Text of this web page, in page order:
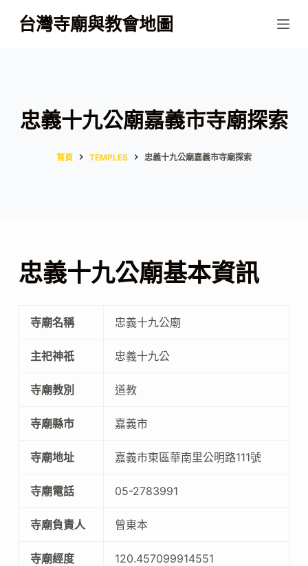
跳
至
台灣寺廟與教會地圖
忠義十九公廟嘉義市寺廟探索
首頁 TEMPLES 忠義十九公廟嘉義市寺廟探索
忠義十九公廟基本資訊
寺廟名稱 忠義十九公廟
主祀神祇 忠義十九公
寺廟教別 道教
寺廟縣市 嘉義市
寺廟地址 嘉義市東區華南里公明路111號
寺廟電話 05-2783991
寺廟負責人 曾東本
寺廟經度 120.457099914551